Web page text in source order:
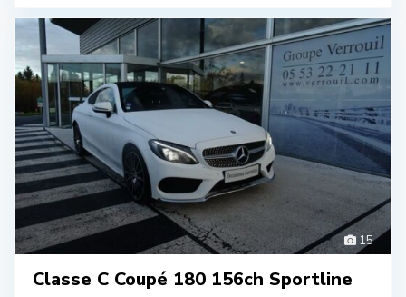
15
Classe C Coupé 180 156ch Sportline